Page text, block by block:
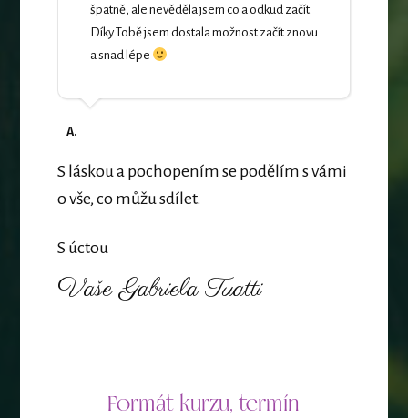
špatně, ale nevěděla jsem co a odkud začít.
Díky Tobě jsem dostala možnost začít znovu
a snad lépe
A.
S láskou a pochopením se podělím s vámi
o vše, co můžu sdílet.
S úctou
Vaše Gabriela Tuatti
Formát kurzu, termín